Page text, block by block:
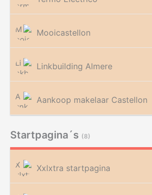
Mooicastellon
Linkbuilding Almere
Aankoop makelaar Castellon
Startpagina´s (8)
Xxlxtra startpagina